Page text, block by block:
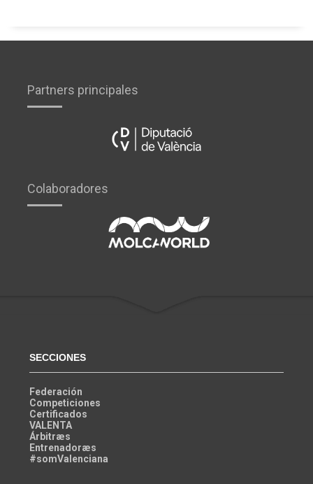
Partners principales
Colaboradores
SECCIONES
Federación
Competiciones
Certificados
VALENTA
Árbitræs
Entrenadoræs
#somValenciana